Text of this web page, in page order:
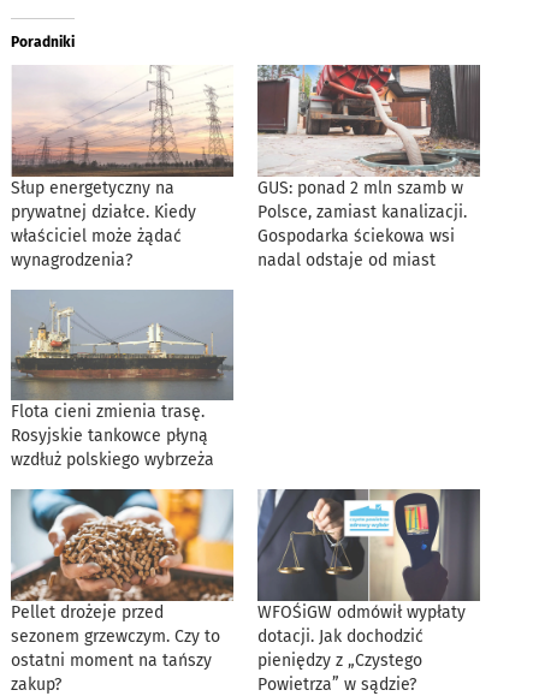
Poradniki
Słup energetyczny na
prywatnej działce. Kiedy
właściciel może żądać
wynagrodzenia?
GUS: ponad 2 mln szamb w
Polsce, zamiast kanalizacji.
Gospodarka ściekowa wsi
nadal odstaje od miast
Flota cieni zmienia trasę.
Rosyjskie tankowce płyną
wzdłuż polskiego wybrzeża
Pellet drożeje przed
sezonem grzewczym. Czy to
ostatni moment na tańszy
zakup?
WFOŚiGW odmówił wypłaty
dotacji. Jak dochodzić
pieniędzy z „Czystego
Powietrza” w sądzie?